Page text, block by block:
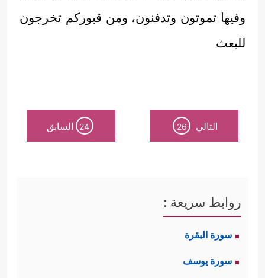
وفيها تموتون وتدفنون، ومن قبوركم تخرجون
للبعث
التالي 26
24 السابق
روابط سريعة :
سورة البقرة
سورة يوسف